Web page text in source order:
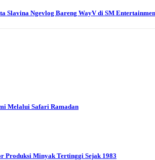
Slavina Ngevlog Bareng WayV di SM
Melalui Safari Ramadan
Produksi Minyak Tertinggi Sejak 1983